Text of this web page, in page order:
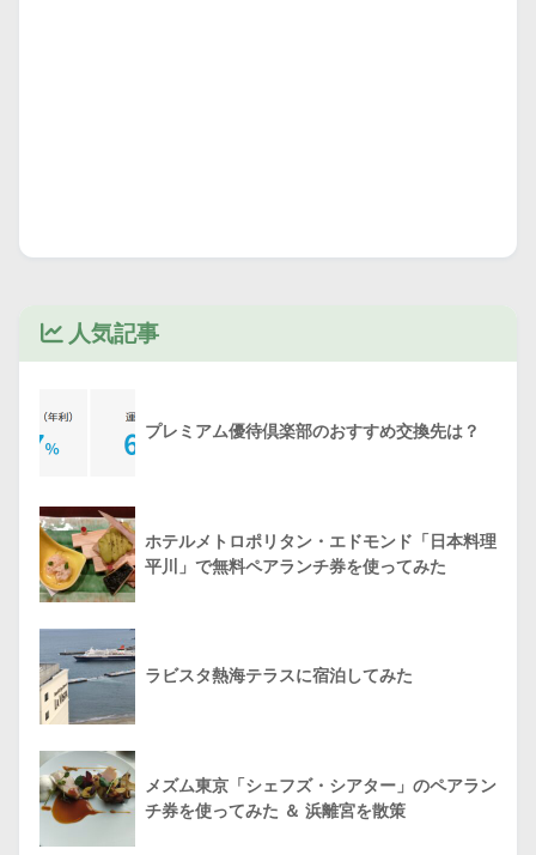
人気記事
プレミアム優待倶楽部のおすすめ交換先は？
ホテルメトロポリタン・エドモンド「日本料理
平川」で無料ペアランチ券を使ってみた
ラビスタ熱海テラスに宿泊してみた
メズム東京「シェフズ・シアター」のペアラン
チ券を使ってみた ＆ 浜離宮を散策